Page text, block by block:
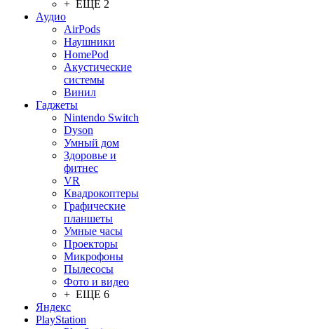
+ ЕЩЕ 2
Аудио
AirPods
Наушники
HomePod
Акустические
системы
Винил
Гаджеты
Nintendo Switch
Dyson
Умный дом
Здоровье и
фитнес
VR
Квадрокоптеры
Графические
планшеты
Умные часы
Проекторы
Микрофоны
Пылесосы
Фото и видео
+ ЕЩЕ 6
Яндекс
PlayStation